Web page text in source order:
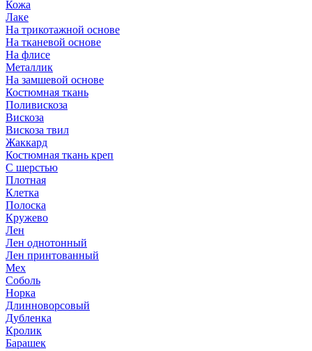
Кожа
Лаке
На трикотажной основе
На тканевой основе
На флисе
Металлик
На замшевой основе
Костюмная ткань
Поливискоза
Вискоза
Вискоза твил
Жаккард
Костюмная ткань креп
С шерстью
Плотная
Клетка
Полоска
Кружево
Лен
Лен однотонный
Лен принтованный
Мех
Соболь
Норка
Длинноворсовый
Дубленка
Кролик
Барашек